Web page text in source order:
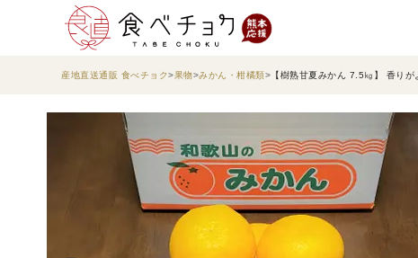
産地直送通販 食べチョク 果物 みかん・柑橘類 【樹熟甘夏みかん 7.5㎏】 香り